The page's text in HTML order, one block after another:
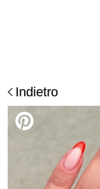
Indietro